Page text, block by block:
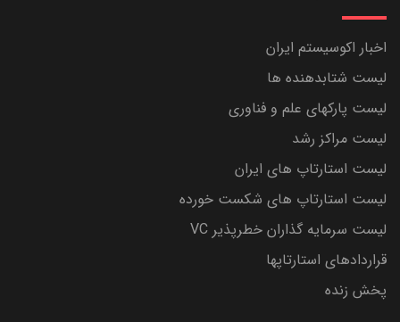
اخبار اکوسیستم ایران
لیست شتابدهنده ها
لیست پارکهای علم و فناوری
لیست مراکز رشد
لیست استارتاپ های ایران
لیست استارتاپ های شکست خورده
لیست سرمایه گذاران خطرپذیر VC
قراردادهای استارتاپها
پخش زنده